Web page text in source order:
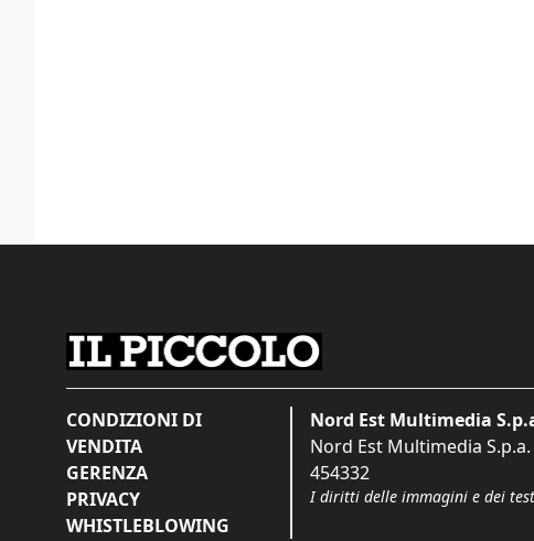
CONDIZIONI DI
VENDITA
GERENZA
PRIVACY
WHISTLEBLOWING
Nord Est Multimedia
Nord Est Multimedia S.p.a.
454332
I diritti delle immagini e dei